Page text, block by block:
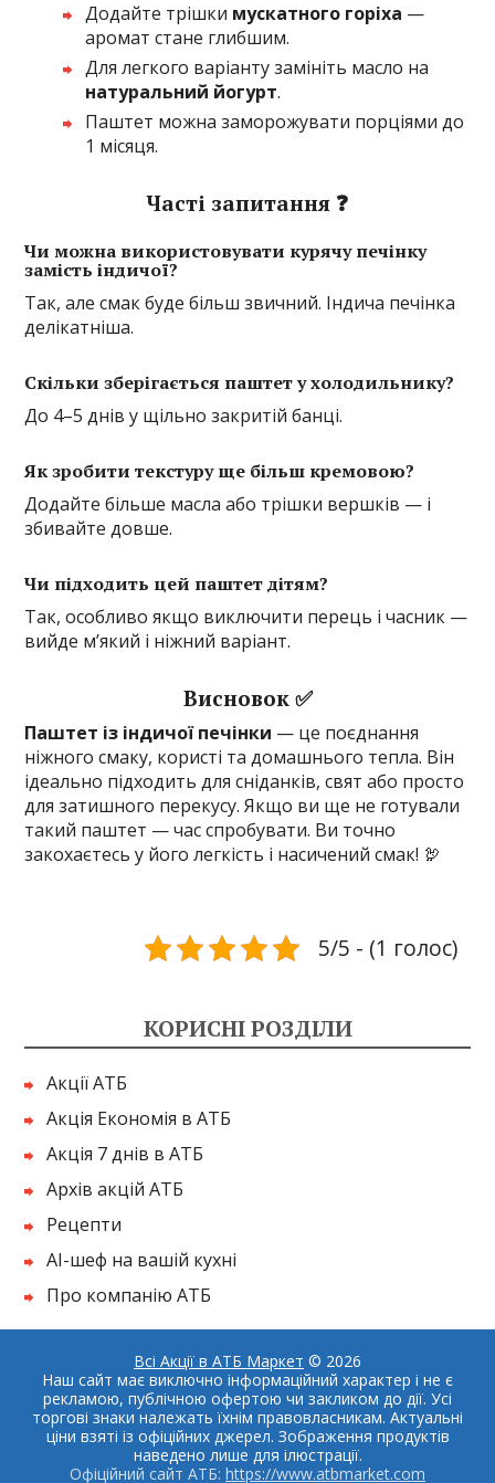
Додайте трішки мускатного горіха —
аромат стане глибшим.
Для легкого варіанту замініть масло на
натуральний йогурт.
Паштет можна заморожувати порціями до
1 місяця.
Часті запитання ❓
Чи можна використовувати курячу печінку
замість індичої?
Так, але смак буде більш звичний. Індича печінка
делікатніша.
Скільки зберігається паштет у холодильнику?
До 4–5 днів у щільно закритій банці.
Як зробити текстуру ще більш кремовою?
Додайте більше масла або трішки вершків — і
збивайте довше.
Чи підходить цей паштет дітям?
Так, особливо якщо виключити перець і часник —
вийде м’який і ніжний варіант.
Висновок ✅
Паштет із індичої печінки — це поєднання
ніжного смаку, користі та домашнього тепла. Він
ідеально підходить для сніданків, свят або просто
для затишного перекусу. Якщо ви ще не готували
такий паштет — час спробувати. Ви точно
закохаєтесь у його легкість і насичений смак! 🦃
5/5 - (1 голос)
КОРИСНІ РОЗДІЛИ
Акції АТБ
Акція Економія в АТБ
Акція 7 днів в АТБ
Архів акцій АТБ
Рецепти
AI-шеф на вашій кухні
Про компанію АТБ
Всі Акції в АТБ Маркет © 2026
Наш сайт має виключно інформаційний характер і не є
рекламою, публічною офертою чи закликом до дії. Усі
торгові знаки належать їхнім правовласникам. Актуальні
ціни взяті із офіційних джерел. Зображення продуктів
наведено лише для ілюстрації.
Офіційний сайт АТБ: https://www.atbmarket.com